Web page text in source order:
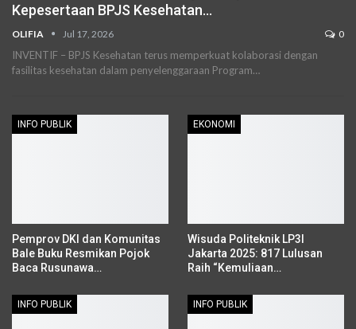
Kepesertaan BPJS Kesehatan…
OLIFIA Jul 17, 2026 0
INVENTIF – BPJS Kesehatan terus memperkuat kolaborasi dengan
fasilitas kesehatan dalam penyelenggaraan Program…
INFO PUBLIK
Pemprov DKI dan Komunitas
Bale Buku Resmikan Pojok
Baca Rusunawa…
EKONOMI
Wisuda Politeknik LP3I
Jakarta 2025: 817 Lulusan
Raih “Kemuliaan…
INFO PUBLIK INFO PUBLIK